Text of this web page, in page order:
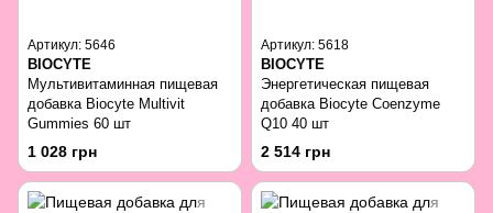
Артикул: 5646
BIOCYTE
Мультивитаминная пищевая
добавка Biocyte Multivit
Gummies 60 шт
1 028 грн
Артикул: 5618
BIOCYTE
Энергетическая пищевая
добавка Biocyte Coenzyme
Q10 40 шт
2 514 грн